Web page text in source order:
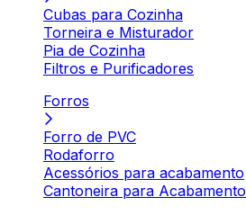
Cubas para Cozinha
Torneira e Misturador
Pia de Cozinha
Filtros e Purificadores
Forros
Forro de PVC
Rodaforro
Acessórios para acabamento
Cantoneira para Acabamento